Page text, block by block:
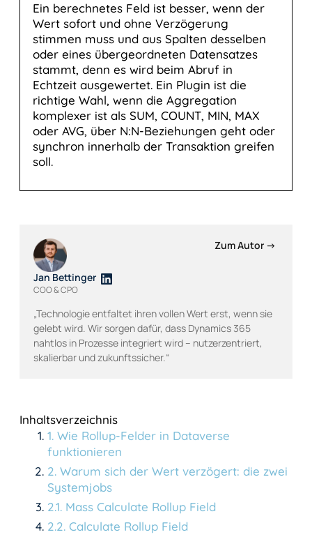
Ein berechnetes Feld ist besser, wenn der
Wert sofort und ohne Verzögerung
stimmen muss und aus Spalten desselben
oder eines übergeordneten Datensatzes
stammt, denn es wird beim Abruf in
Echtzeit ausgewertet. Ein Plugin ist die
richtige Wahl, wenn die Aggregation
komplexer ist als SUM, COUNT, MIN, MAX
oder AVG, über N:N-Beziehungen geht oder
synchron innerhalb der Transaktion greifen
soll.
Zum Autor →
Jan Bettinger
COO & CPO
„Technologie entfaltet ihren vollen Wert erst, wenn sie
gelebt wird. Wir sorgen dafür, dass Dynamics 365
nahtlos in Prozesse integriert wird – nutzerzentriert,
skalierbar und zukunftssicher.“
Inhaltsverzeichnis
1. Wie Rollup-Felder in Dataverse
funktionieren
2. Warum sich der Wert verzögert: die zwei
Systemjobs
2.1. Mass Calculate Rollup Field
2.2. Calculate Rollup Field